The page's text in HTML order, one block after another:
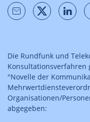
Die Rundfunk und
Konsultationsverfahren
"Novelle der
Organisationen/
abgegeben: